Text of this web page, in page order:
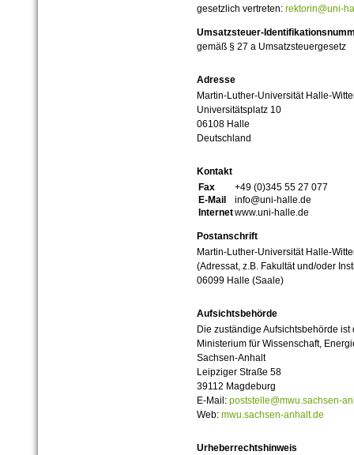
gesetzlich vertreten: rektorin@uni-
Umsatzsteuer-
gemäß § 27 a Umsatzsteuergesetz
Adresse
Martin-Luther-Universität Halle-
Universitätsplatz 10
06108 Halle
Deutschland
Kontakt
Fax
+49 (0)345 55 27 077
E-Mail
info@uni-halle.de
Internetwww.uni-halle.de
Postanschrift
Martin-Luther-Universität Halle-
(Adressat, z.B. Fakultät und/oder
06099 Halle (Saale)
Aufsichtsbehörde
Die zuständige Aufsichtsbehörde ist
Ministerium für Wissenschaft,
Sachsen-Anhalt
Leipziger Straße 58
39112 Magdeburg
E-Mail: poststelle@mwu.sachsen-
Web: mwu.sachsen-anhalt.de
Urheberrechtshinweis